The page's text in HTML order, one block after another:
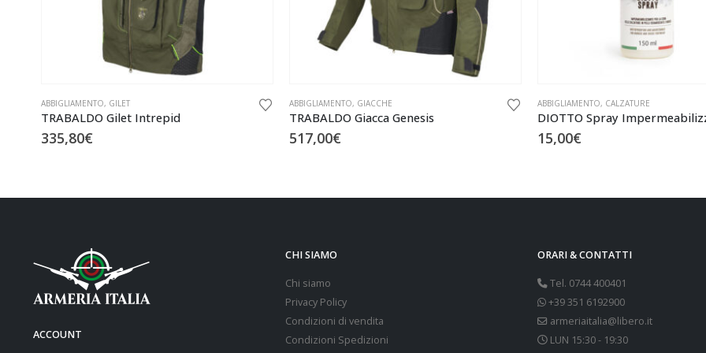
ABBIGLIAMENTO, GILET
TRABALDO Gilet Intrepid
335,80€
ABBIGLIAMENTO, GIACCHE
TRABALDO Giacca Genesis
517,00€
ABBIGLIAMENTO, CALZATURE
DIOTTO Spray
15,00€
ACCOUNT
CHI SIAMO
Chi siamo
Privacy Policy
Condizioni di vendita
Condizioni Spedizioni
ORARI & CONTATTI
Tel. 0744 400401
+39 351 6192900
armeriaitalia@libero.it
LUN 15:30 - 19:30